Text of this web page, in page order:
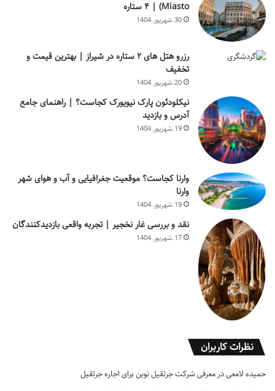
Miasto) | ۴ ستاره
30.شهریور.1404
رزرو هتل های ۲ ستاره در شیراز | بهترین قیمت و
تخفیف
20.شهریور.1404
نیکلودئون پارک نیویورک کجاست؟ | راهنمای جامع
آدرس و بازدید
19.شهریور.1404
وارنا کجاست؟ موقعیت جغرافیایی و آب و هوای شهر
وارنا
19.شهریور.1404
نقد و بررسی غار نخجیر | تجربه واقعی بازدیدکنندگان
17.شهریور.1404
نظرات کاربران
حمیده لامعیدر معرفی شرکت جرثقیل نوین برای اجاره جرثقیل